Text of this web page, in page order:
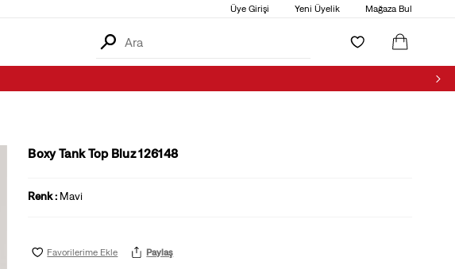
Üye Girişi Yeni Üyelik Mağaza Bul
Boxy Tank Top Bluz 126148
Renk : Mavi
Favorilerime Ekle Paylaş